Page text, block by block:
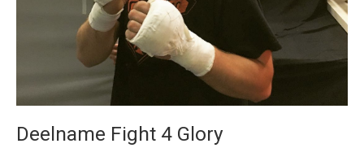
Deelname Fight 4 Glory